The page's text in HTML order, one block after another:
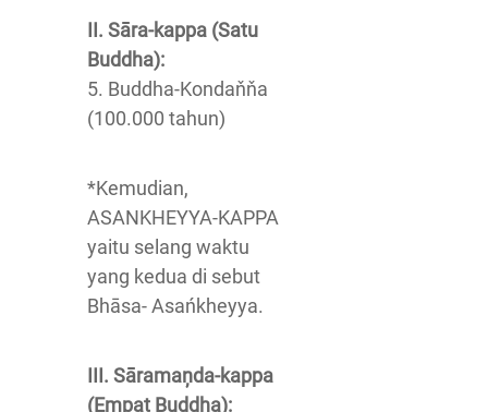
II. Sāra-kappa (Satu
Buddha):
5. Buddha-Kondaňňa
(100.000 tahun)
*Kemudian,
ASANKHEYYA-KAPPA
yaitu selang waktu
yang kedua di sebut
Bhāsa- Asańkheyya.
III. Sāramaņda-kappa
(Empat Buddha):